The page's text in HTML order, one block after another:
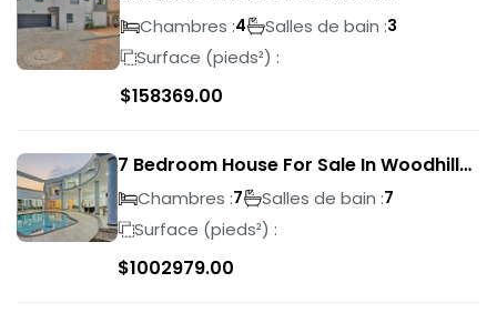
Magalieskruin
Chambres :4 Salles de bain :3
Surface (pieds²) :
$158369.00
7 Bedroom House For Sale In Woodhill
Golf Estate
Chambres :7 Salles de bain :7
Surface (pieds²) :
$1002979.00